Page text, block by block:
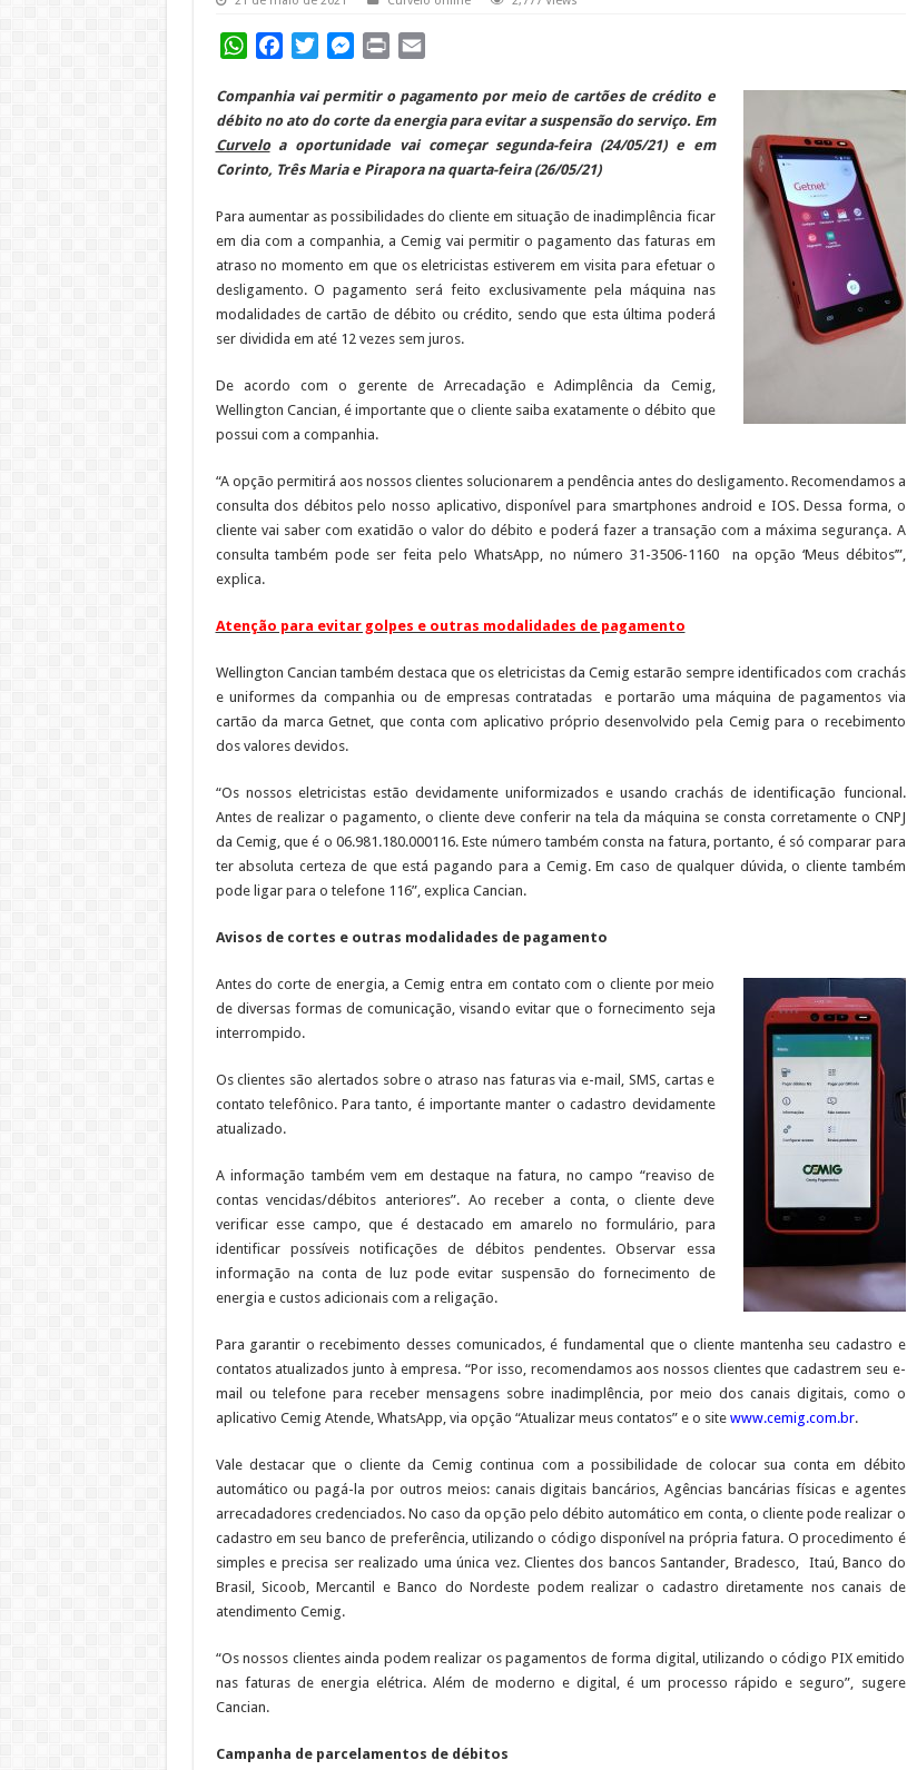
WhatsAppFacebookTwitterMessenger
Print
Companhia vai permitir o pagamento por meio de cartões de crédito e
débito no ato do corte da energia para evitar a suspensão do serviço. Em
Curveloa oportunidade vai começar segunda-feira (24/05/21) e em
Corinto, Três Maria e Pirapora na quarta-feira (26/05/21)
Para aumentar as possibilidades do cliente em situação de inadimplência ficar
em dia com a companhia, a Cemig vai permitir o pagamento das faturas em
atraso no momento em que os eletricistas estiverem em visita para efetuar o
desligamento. O pagamento será feito exclusivamente pela máquina nas
modalidades de cartão de débito ou crédito, sendo que esta última poderá
ser dividida em até 12 vezes sem juros.
De acordo com o gerente de Arrecadação e Adimplência da Cemig,
Wellington Cancian, é importante que o cliente saiba exatamente o débito que
possui com a companhia.
“A opção permitirá aos nossos clientes solucionarem a pendência antes do desligamento. Recomendamos a
consulta dos débitos pelo nosso aplicativo, disponível para smartphones android e IOS. Dessa forma, o
cliente vai saber com exatidão o valor do débito e poderá fazer a transação com a máxima segurança. A
consulta também pode ser feita pelo WhatsApp, no número 31-3506-1160 na opção ‘Meus débitos’”,
explica.
Atenção para evitar golpes e outras modalidades de pagamento
Wellington Cancian também destaca que os eletricistas da Cemig estarão sempre identificados com crachás
e uniformes da companhia ou de empresas contratadas e portarão uma máquina de pagamentos via
cartão da marca Getnet, que conta com aplicativo próprio desenvolvido pela Cemig para o recebimento
dos valores devidos.
“Os nossos eletricistas estão devidamente uniformizados e usando crachás de identificação funcional.
Antes de realizar o pagamento, o cliente deve conferir na tela da máquina se consta corretamente o CNPJ
da Cemig, que é o 06.981.180.000116. Este número também consta na fatura, portanto, é só comparar para
ter absoluta certeza de que está pagando para a Cemig. Em caso de qualquer dúvida, o cliente também
pode ligar para o telefone 116”, explica Cancian.
Avisos de cortes e outras modalidades de pagamento
Antes do corte de energia, a Cemig entra em contato com o cliente por meio
de diversas formas de comunicação, visando evitar que o fornecimento seja
interrompido.
Os clientes são alertados sobre o atraso nas faturas via e-mail, SMS, cartas e
contato telefônico. Para tanto, é importante manter o cadastro devidamente
atualizado.
A informação também vem em destaque na fatura, no campo “reaviso de
contas vencidas/débitos anteriores”. Ao receber a conta, o cliente deve
verificar esse campo, que é destacado em amarelo no formulário, para
identificar possíveis notificações de débitos pendentes. Observar essa
informação na conta de luz pode evitar suspensão do fornecimento de
energia e custos adicionais com a religação.
Para garantir o recebimento desses comunicados, é fundamental que o cliente mantenha seu cadastro e
contatos atualizados junto à empresa. “Por isso, recomendamos aos nossos clientes que cadastrem seu e-
mail ou telefone para receber mensagens sobre inadimplência, por meio dos canais digitais, como o
aplicativo Cemig Atende, WhatsApp, via opção “Atualizar meus contatos” e o site www.cemig.com.br.
Vale destacar que o cliente da Cemig continua com a possibilidade de colocar sua conta em débito
automático ou pagá-la por outros meios: canais digitais bancários, Agências bancárias físicas e agentes
arrecadadores credenciados. No caso da opção pelo débito automático em conta, o cliente pode realizar o
cadastro em seu banco de preferência, utilizando o código disponível na própria fatura. O procedimento é
simples e precisa ser realizado uma única vez. Clientes dos bancos Santander, Bradesco, Itaú, Banco do
Brasil, Sicoob, Mercantil e Banco do Nordeste podem realizar o cadastro diretamente nos canais de
atendimento Cemig.
“Os nossos clientes ainda podem realizar os pagamentos de forma digital, utilizando o código PIX emitido
nas faturas de energia elétrica. Além de moderno e digital, é um processo rápido e seguro”, sugere
Cancian.
Campanha de parcelamentos de débitos